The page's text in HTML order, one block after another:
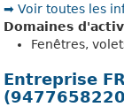
➡️ Voir toutes les
Domaines
Fenêtres,
Entreprise